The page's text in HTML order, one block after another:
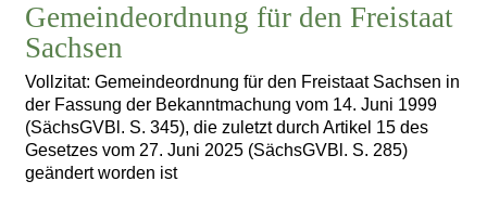
Gemeindeordnung für den Freistaat
Sachsen
Vollzitat: Gemeindeordnung für den Freistaat Sachsen in
der Fassung der Bekanntmachung vom 14. Juni 1999
(SächsGVBl. S. 345), die zuletzt durch Artikel 15 des
Gesetzes vom 27. Juni 2025 (SächsGVBl. S. 285)
geändert worden ist